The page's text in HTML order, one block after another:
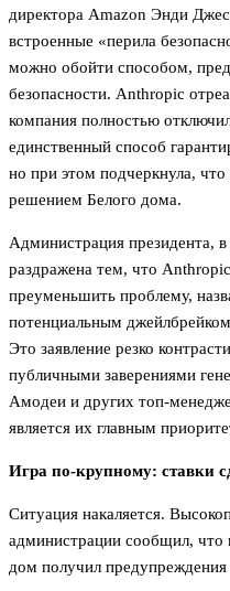
директора Amazon Энди
встроенные «перила
можно обойти способом,
безопасности. Anthropic
компания полностью
единственный способ
но при этом подчеркнула, что
решением Белого дома.
Администрация президента,
раздражена тем, что
преуменьшить проблему,
потенциальным
Это заявление резко
публичными заверениями
Амодеи и других топ-
является их главным
Игра по-крупному: ставки
Ситуация накаляется.
администрации сообщил, что
дом получил